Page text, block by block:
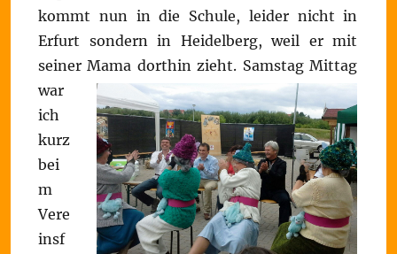
kommt nun in die Schule, leider nicht in
Erfurt sondern in Heidelberg, weil er mit
seiner Mama dorthin zieht. Samstag Mittag
war
ich
kurz
bei
m
Vere
insf